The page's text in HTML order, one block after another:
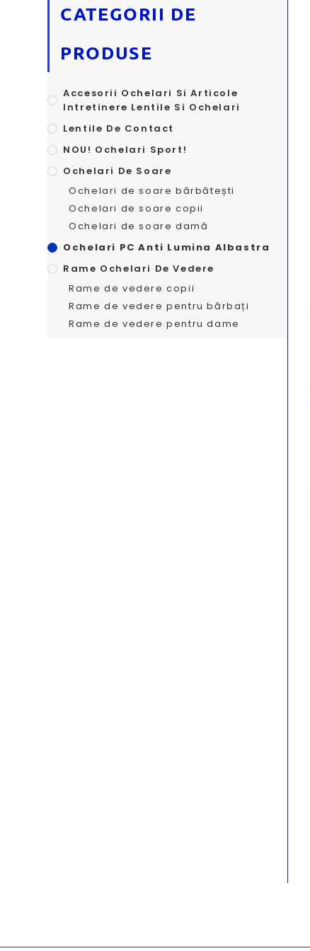
CATEGORII DE
PRODUSE
Accesorii Ochelari Si Articole
Intretinere Lentile Si Ochelari
Lentile De Contact
NOU! Ochelari Sport!
Ochelari De Soare
Ochelari de soare bărbătești
Ochelari de soare copii
Ochelari de soare damă
Ochelari PC Anti Lumina Albastra
Rame Ochelari De Vedere
Rame de vedere copii
Rame de vedere pentru bărbați
Rame de vedere pentru dame